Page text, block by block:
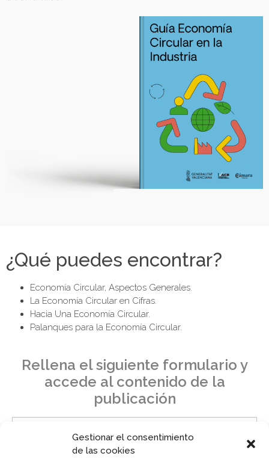
Gestionar el consentimiento
de las cookies
¿Qué puedes encontrar?
Economía Circular, Aspectos Generales.
La Economía Circular en Cifras.
Hacia Una Economía Circular.
Palanques para la Economía Circular.
Rellena el siguiente formulario y
accede al contenido de la
publicación